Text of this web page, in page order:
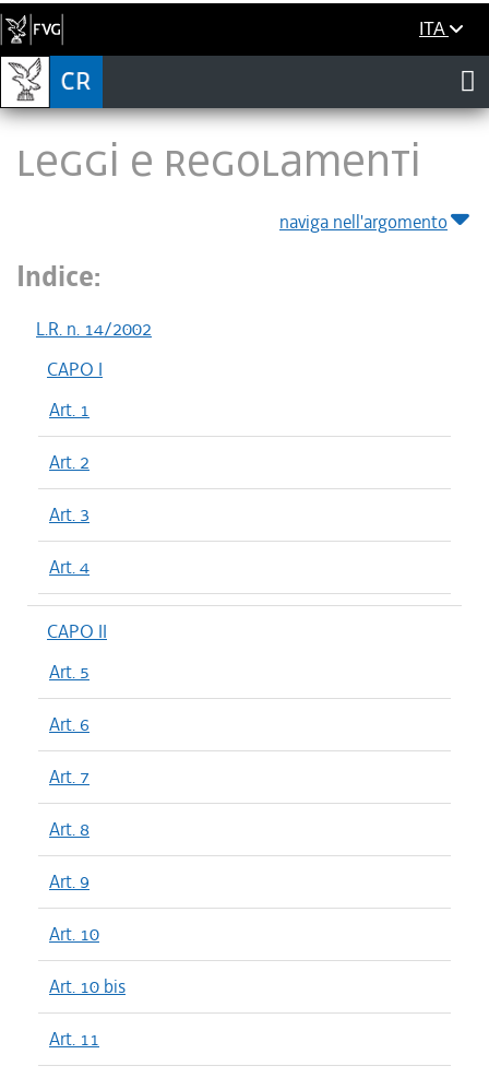
ITA
LEGGI E REGOLAMENTI
naviga nell'argomento
Indice:
L.R. n. 14/2002
CAPO I
Art. 1
Art. 2
Art. 3
Art. 4
CAPO II
Art. 5
Art. 6
Art. 7
Art. 8
Art. 9
Art. 10
Art. 10 bis
Art. 11